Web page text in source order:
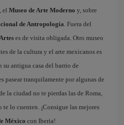
el Museo de Arte Moderno y, sobre
de Antropología . Fuera del
es de visita obligada. Otro museo
de la cultura y el arte mexicanos es
su antigua casa del barrio de
pasear tranquilamente por algunas de
la ciudad no te pierdas las de Roma,
te lo cuenten. ¡Consigue las mejores
México con Iberia!